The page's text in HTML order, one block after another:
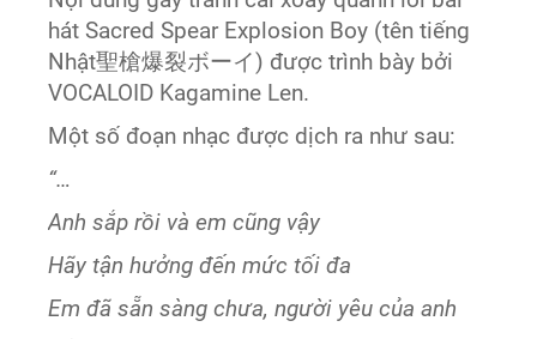
hát Sacred Spear Explosion Boy (tên tiếng
Nhật聖槍爆裂ボーイ) được trình bày bởi
VOCALOID Kagamine Len.
Một số đoạn nhạc được dịch ra như sau:
“…
Anh sắp rồi và em cũng vậy
Hãy tận hưởng đến mức tối đa
Em đã sẵn sàng chưa, người yêu của anh